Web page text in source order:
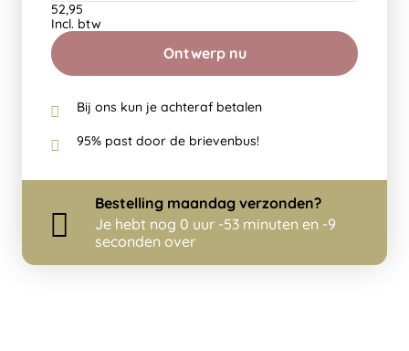
Ontwerp nu
52,95
Incl. btw
Bij ons kun je achteraf betalen
95% past door de brievenbus!
Bestelling maandag verzonden?
Je hebt nog 0 uur -53 minuten en -11
seconden over